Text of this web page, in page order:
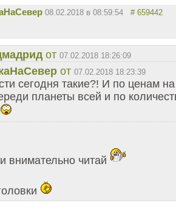
08.02.2018 в 08:59:54 # 659442
от 07.02.2018 18:26:09
от 07.02.2018 18:23:39
сегодня такие?! И по ценам на
планеты всей и по
внимательно читай